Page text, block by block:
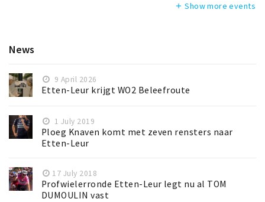
add Show more events
News
9 April 2026
Etten-Leur krijgt WO2 Beleefroute
1 July 2019
Ploeg Knaven komt met zeven rensters naar
Etten-Leur
17 July 2018
Profwielerronde Etten-Leur legt nu al TOM
DUMOULIN vast